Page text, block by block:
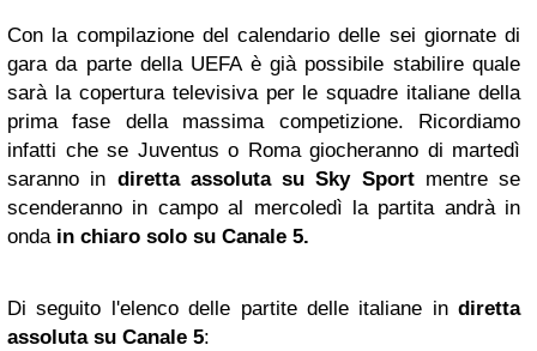
Con la compilazione del calendario delle sei giornate di
gara da parte della UEFA è già possibile stabilire quale
sarà la copertura televisiva per le squadre italiane della
prima fase della massima competizione. Ricordiamo
infatti che se Juventus o Roma giocheranno di martedì
saranno in diretta assoluta su Sky Sportmentre se
scenderanno in campo al mercoledì la partita andrà in
onda in chiaro solo su Canale 5.
Di seguito l'elenco delle partite delle italiane in diretta
assoluta su Canale 5: